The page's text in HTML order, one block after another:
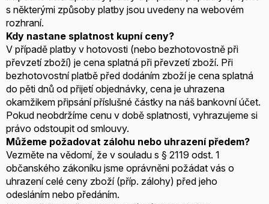
s některými způsoby platby jsou uvedeny na webovém
rozhraní.
Kdy nastane splatnost kupní ceny?
V případě platby v hotovosti (nebo bezhotovostně při
převzetí zboží) je cena splatná při převzetí zboží. Při
bezhotovostní platbě před dodáním zboží je cena splatná
do pěti dnů od přijetí objednávky, cena je uhrazena
okamžikem připsání příslušné částky na náš bankovní účet.
Pokud neobdržíme cenu v době splatnosti, vyhrazujeme si
právo odstoupit od smlouvy.
Můžeme požadovat zálohu nebo uhrazení předem?
Vezměte na vědomí, že v souladu s § 2119 odst. 1
občanského zákoníku jsme oprávněni požádat vás o
uhrazení celé ceny zboží (příp. zálohy) před jeho
odesláním nebo předáním.